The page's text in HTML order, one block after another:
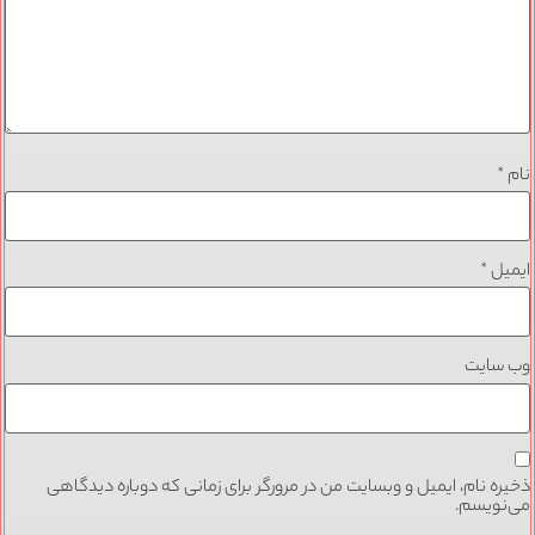
نام *
ایمیل*
وب‌ سایت
ذخیره نام، ایمیل و وبسایت من در مرورگر برای زمانی که دوباره دیدگاهی
می‌نویسم.